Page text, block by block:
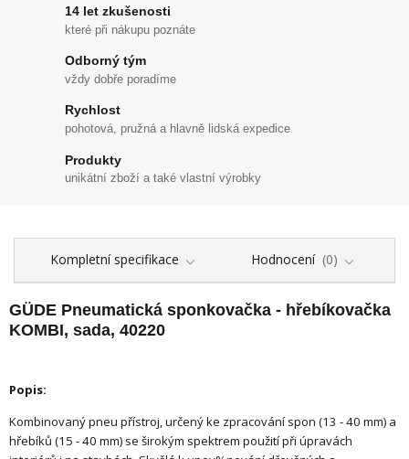
14 let zkušenosti
které při nákupu poznáte
Odborný tým
vždy dobře poradíme
Rychlost
pohotová, pružná a hlavně lidská expedice
Produkty
unikátní zboží a také vlastní výrobky
Kompletní specifikace Hodnocení 0
GÜDE Pneumatická sponkovačka - hřebíkovačka
KOMBI, sada, 40220
Popis:
Kombinovaný pneu přístroj, určený ke zpracování spon (13 - 40 mm) a
hřebíků (15 - 40 mm) se širokým spektrem použití při úpravách